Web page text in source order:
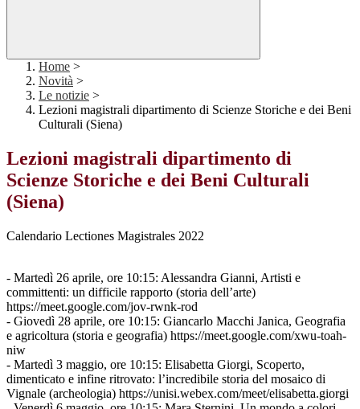
Home >
Novità >
Le notizie >
Lezioni magistrali dipartimento di Scienze Storiche e dei Beni
Culturali (Siena)
Lezioni magistrali dipartimento di
Scienze Storiche e dei Beni Culturali
(Siena)
Calendario Lectiones Magistrales 2022
- Martedì 26 aprile, ore 10:15: Alessandra Gianni, Artisti e
committenti: un difficile rapporto (storia dell’arte)
https://meet.google.com/jov-rwnk-rod
- Giovedì 28 aprile, ore 10:15: Giancarlo Macchi Janica, Geografia
e agricoltura (storia e geografia) https://meet.google.com/xwu-toah-
niw
- Martedì 3 maggio, ore 10:15: Elisabetta Giorgi, Scoperto,
dimenticato e infine ritrovato: l’incredibile storia del mosaico di
Vignale (archeologia) https://unisi.webex.com/meet/elisabetta.giorgi